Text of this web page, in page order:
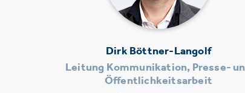
Dirk Böttner-Langolf
Leitung Kommunikation, Presse-
Öffentlichkeitsarbeit